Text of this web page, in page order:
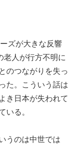
ズが大きな反響
老人が行方不明に
のつながりを失っ
た。こういう話は
き日本が失われて
いる。
うのは中世では